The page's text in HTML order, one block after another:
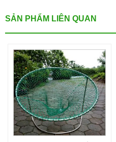
SẢN PHẨM LIÊN QUAN